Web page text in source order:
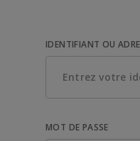
IDENTIFIANT OU
MOT DE PASSE